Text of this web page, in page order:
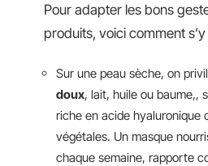
Pour adapter les bons
produits, voici comment
Sur une peau sèche, on
doux, lait, huile ou baume,,
riche en acide hyaluronique
végétales. Un masque
chaque semaine, rapporte